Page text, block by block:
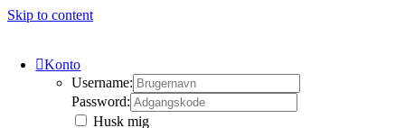
Skip to content
Konto
Username:
Password:
Husk mig